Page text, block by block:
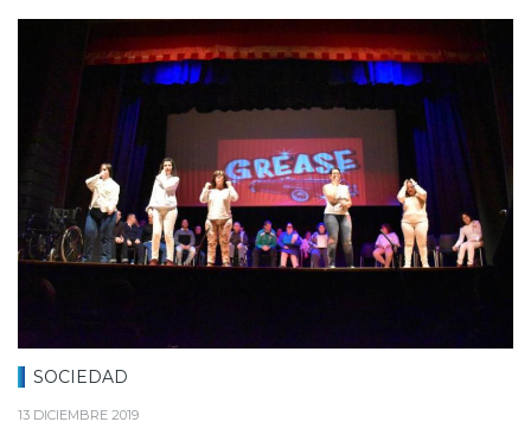
SOCIEDAD
13 DICIEMBRE 2019